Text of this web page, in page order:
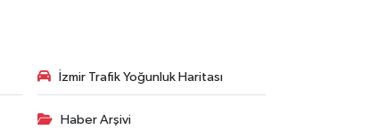
İzmir Trafik Yoğunluk Haritası
Haber Arşivi